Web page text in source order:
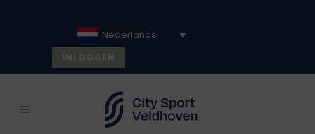
Nederlands
INLOGGEN